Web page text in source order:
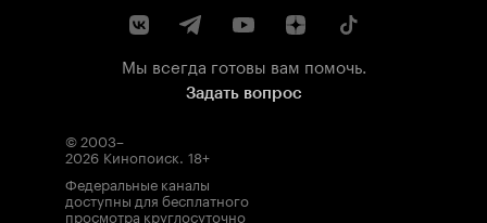
Мы всегда готовы вам помочь.
Задать вопрос
© 2003–
2026 Кинопоиск. 18+
Федеральные каналы
доступны для бесплатного
просмотра круглосуточно